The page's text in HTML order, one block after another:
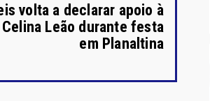
volta a declarar apoio à
Leão durante festa
em Planaltina